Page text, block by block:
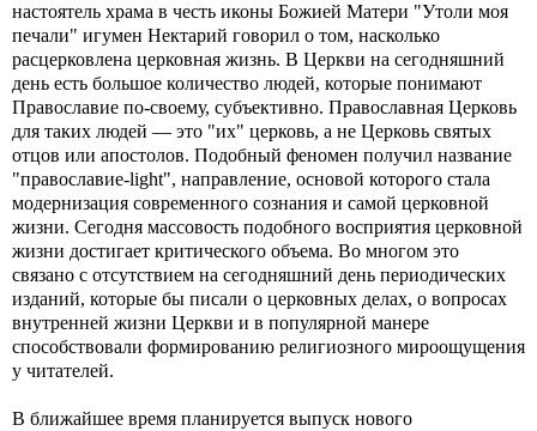
настоятель храма в честь иконы Божией Матери "Утоли моя
печали" игумен Нектарий говорил о том, насколько
расцерковлена церковная жизнь. В Церкви на сегодняшний
день есть большое количество людей, которые понимают
Православие по-своему, субъективно. Православная Церковь
для таких людей — это "их" церковь, а не Церковь святых
отцов или апостолов. Подобный феномен получил название
"православие-light", направление, основой которого стала
модернизация современного сознания и самой церковной
жизни. Сегодня массовость подобного восприятия церковной
жизни достигает критического объема. Во многом это
связано с отсутствием на сегодняшний день периодических
изданий, которые бы писали о церковных делах, о вопросах
внутренней жизни Церкви и в популярной манере
способствовали формированию религиозного мироощущения
у читателей.
В ближайшее время планируется выпуск нового